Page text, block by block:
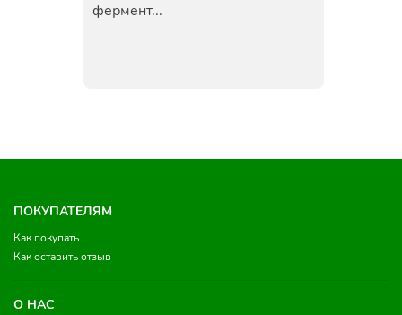
фермент...
ПОКУПАТЕЛЯМ
Как покупать
Как оставить отзыв
О НАС